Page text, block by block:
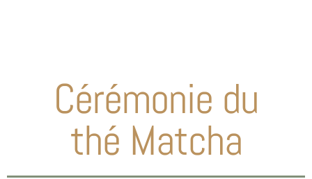
Cérémonie du
thé Matcha